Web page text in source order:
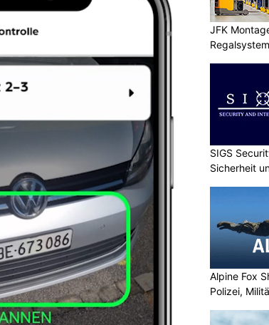
JFK
SIGS
Sicherheit
Alpine Fox
Polizei,